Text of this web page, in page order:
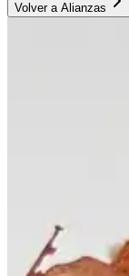
Volver a Alianzas